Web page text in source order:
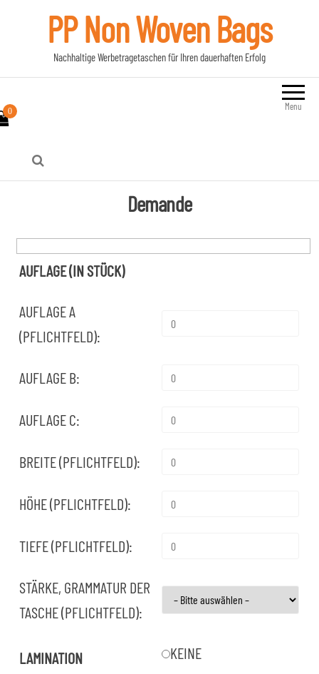
PP Non Woven Bags
Nachhaltige Werbetragetaschen für Ihren dauerhaften Erfolg
Menu
0
Demande
AUFLAGE (IN STÜCK)
AUFLAGE A
(PFLICHTFELD):
AUFLAGE B:
AUFLAGE C:
BREITE (PFLICHTFELD):
HÖHE (PFLICHTFELD):
TIEFE (PFLICHTFELD):
STÄRKE, GRAMMATUR DER
TASCHE (PFLICHTFELD):
LAMINATION
KEINE